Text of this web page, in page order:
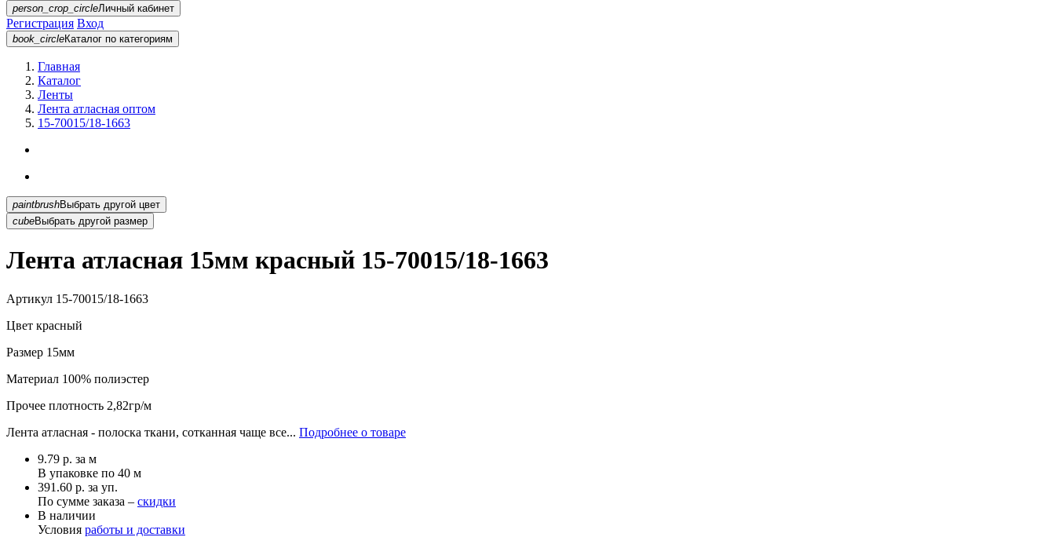
person_crop_circleЛичный кабинет
Регистрация Вход
book_circleКаталог по категориям
Главная
Каталог
Ленты
Лента атласная оптом
15-70015/18-1663
paintbrush
Выбрать другой цвет
cubeВыбрать другой размер
Лента атласная 15мм красный 15-70015/18-1663
Артикул 15-70015/18-1663
Цвет красный
Размер 15мм
Материал 100% полиэстер
Прочее плотность 2,82гр/м
Лента атласная - полоска ткани, сотканная чаще все... Подробнее о товаре
9.79 р. за м
В упаковке по 40 м
391.60 р. за уп.
По сумме заказа – скидки
В наличии
Условия работы и доставки